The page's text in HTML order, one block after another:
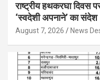
राष्ट्रीय हथकरघा दिवस
‘स्वदेशी अपनाने’ का संदेश
August 7, 2026 News